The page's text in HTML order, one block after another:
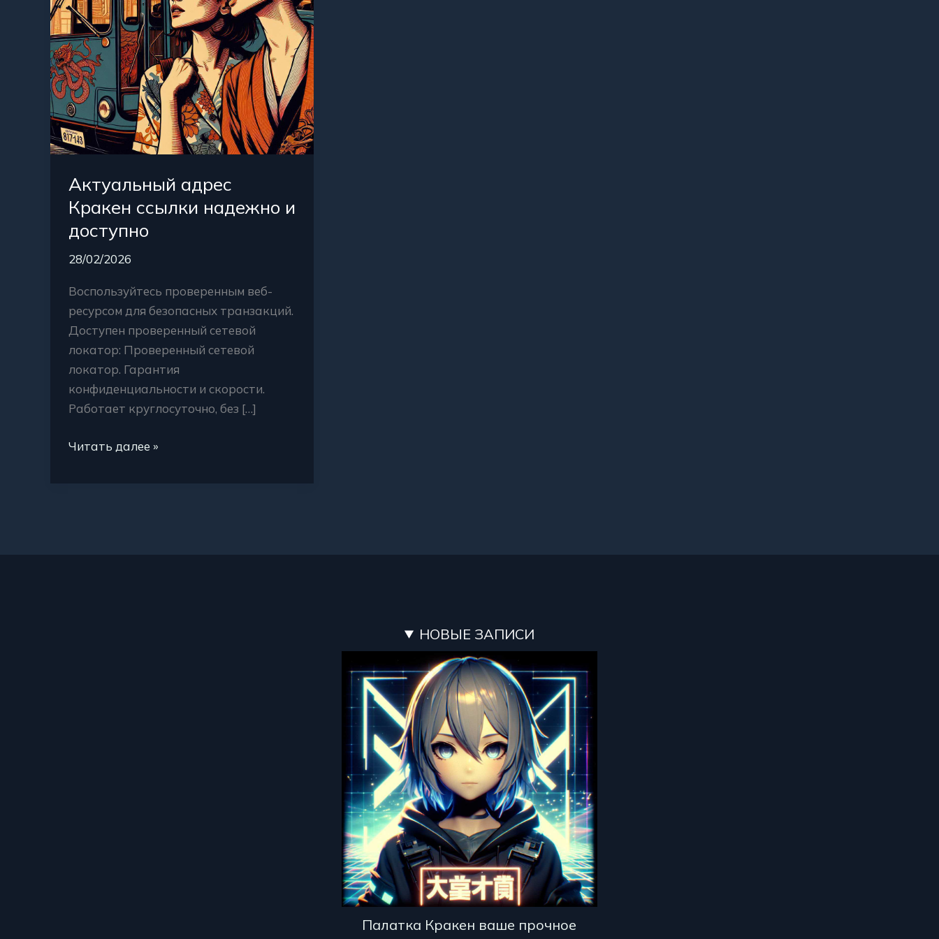
Актуальный адрес
Кракен ссылки надежно и
доступно
28/02/2026
Воспользуйтесь проверенным веб-
ресурсом для безопасных транзакций.
Доступен проверенный сетевой
локатор: Проверенный сетевой
локатор. Гарантия
конфиденциальности и скорости.
Работает круглосуточно, без […]
доступно
Читать далее »
НОВЫЕ ЗАПИСИ
Палатка Кракен ваше прочное